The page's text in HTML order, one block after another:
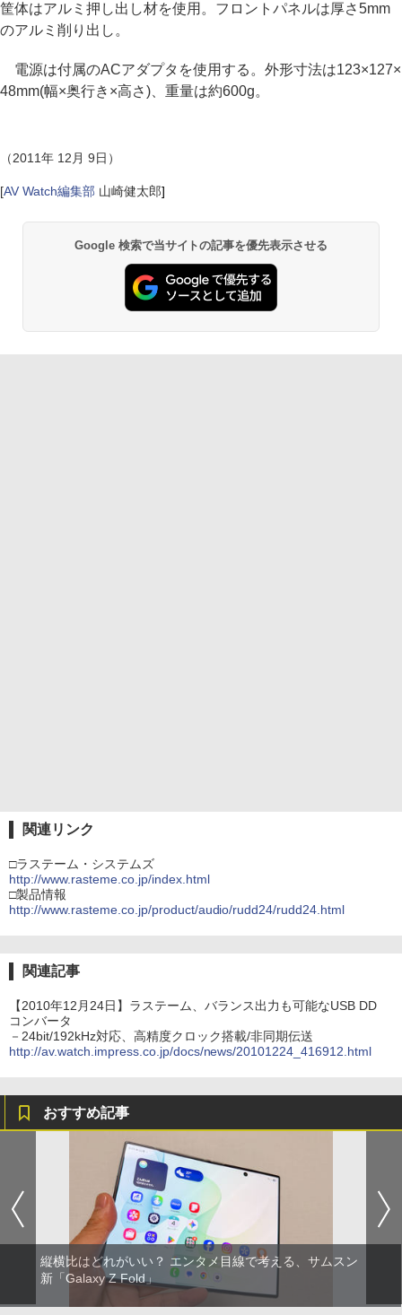
筐体はアルミ押し出し材を使用。フロントパネルは厚さ5mm
のアルミ削り出し。
電源は付属のACアダプタを使用する。外形寸法は123×127×
48mm(幅×奥行き×高さ)、重量は約600g。
（2011年 12月 9日）
[AV Watch編集部 山崎健太郎]
Google 検索で当サイトの記事を優先表示させる
関連リンク
□ラステーム・システムズ
http://www.rasteme.co.jp/index.html
□製品情報
http://www.rasteme.co.jp/product/audio/rudd24/rudd24.html
関連記事
【2010年12月24日】ラステーム、バランス出力も可能なUSB DD
コンバータ
－24bit/192kHz対応、高精度クロック搭載/非同期伝送
http://av.watch.impress.co.jp/docs/news/20101224_416912.html
おすすめ記事
縦横比はどれがいい？ エンタメ目線で考える、サムスン
新「Galaxy Z Fold」